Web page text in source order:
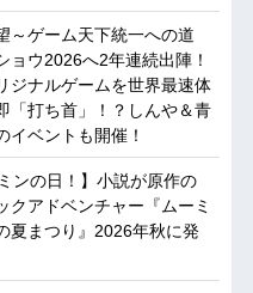
～ゲーム天下統一への道
ョウ2026へ2年連続出陣！
ジナルゲームを世界最速体
「打ち首」！？しんや＆青
イベントも開催！
ンの日！】小説が原作の
クアドベンチャー『ムーミ
夏まつり』2026年秋に発